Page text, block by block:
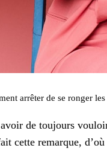
arrêter de se ronger les
de toujours
cette remarque,